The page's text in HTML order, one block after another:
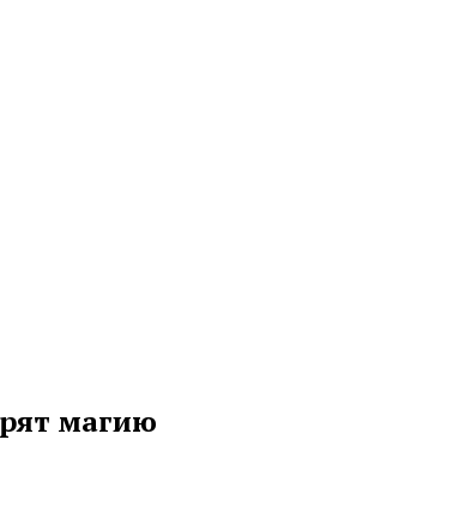
магию